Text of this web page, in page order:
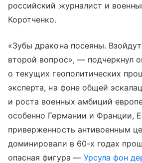
российский журналист и
Коротченко.
«Зубы дракона посеяны.
второй вопрос», — подчеркнул
о текущих геополитических
эксперта, на фоне общей
и роста военных амбиций
особенно Германии и Франции,
приверженность антивоенным
доминировали в 60-х годах
опасная фигура — Урсула фон